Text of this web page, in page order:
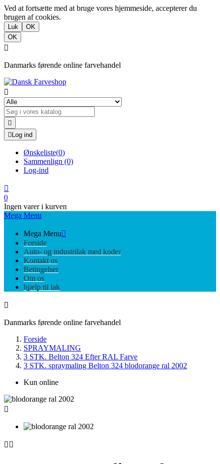
Ved at fortsætte med at bruge vores hjemmeside, accepterer du
brugen af cookies.
Luk
OK
OK

Danmarks førende online farvehandel


 Log ind
Ønskeliste(0)
Sammenlign (0)
Log-ind

0
Ingen varer i kurven
Mega Menu
Mega Menu
Forside
Auto- og industrilak med koder
Kontakt os
Betingelser
Om os
hjælp til lak

Danmarks førende online farvehandel
Forside
SPRAYMALING
3 STK. Belton 324 Efter RAL Farve
3 STK. spraymaling Belton 324 blodorange ral 2002
Kun online

 